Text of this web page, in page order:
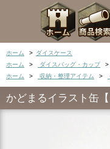
ホーム > ダイスケース
ホーム
> ダイスバッグ・カップ >
ホーム
> 収納・整理アイテム >
かどまるイラスト缶